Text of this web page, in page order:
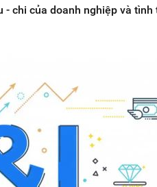
chi của doanh nghiệp và tình